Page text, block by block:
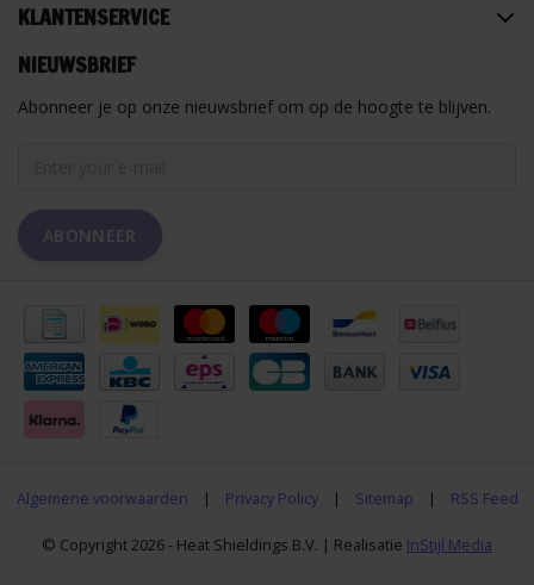
KLANTENSERVICE
NIEUWSBRIEF
Abonneer je op onze nieuwsbrief om op de hoogte te blijven.
ABONNEER
Algemene voorwaarden | Privacy Policy | Sitemap | RSS Feed
© Copyright 2026 - Heat Shieldings B.V. | Realisatie InStijl Media